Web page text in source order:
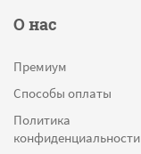
О нас
Премиум
Способы оплаты
Политика
конфиденциальности